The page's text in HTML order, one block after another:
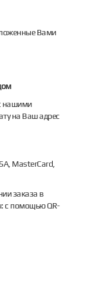
Вами
нашими
на Ваш адрес
MasterCard,
заказа в
с помощью QR-